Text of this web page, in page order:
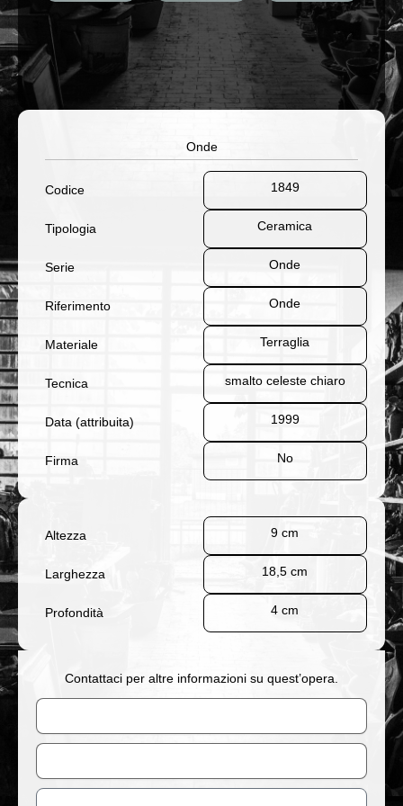
Onde
Codice 1849
Tipologia Ceramica
Serie Onde
Riferimento Onde
Materiale Terraglia
Tecnica smalto celeste chiaro
Data (attribuita) 1999
Firma No
Altezza 9 cm
Larghezza 18,5 cm
Profondità 4 cm
Contattaci per altre informazioni su quest’opera.
Nome
Email
Messaggio